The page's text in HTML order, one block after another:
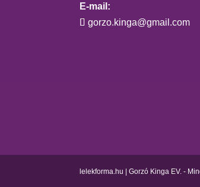
E-mail:
gorzo.kinga@gmail.com
lelekforma.hu | Gorzó Kinga EV. -